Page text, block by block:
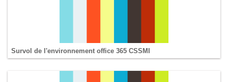
Survol de l'environnement office 365 CSSMI